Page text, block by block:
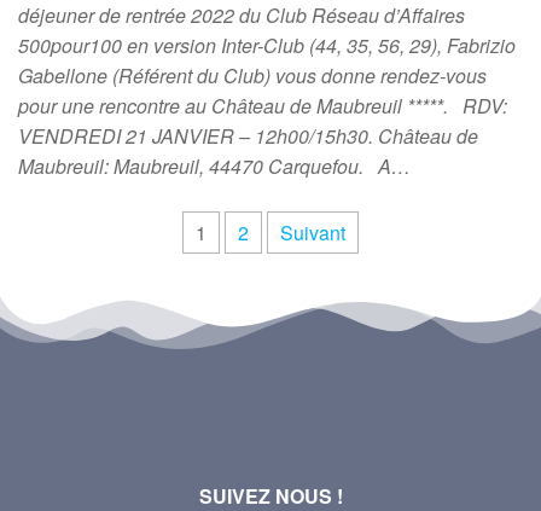
déjeuner de rentrée 2022 du Club Réseau d’Affaires
500pour100 en version Inter-Club (44, 35, 56, 29), Fabrizio
Gabellone (Référent du Club) vous donne rendez-vous
pour une rencontre au Château de Maubreuil *****. RDV:
VENDREDI 21 JANVIER – 12h00/15h30. Château de
Maubreuil: Maubreuil, 44470 Carquefou. A…
1 2 Suivant
SUIVEZ NOUS !